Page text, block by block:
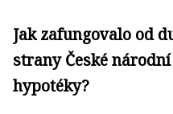
Jak zafungovalo od
strany České
hypotéky?